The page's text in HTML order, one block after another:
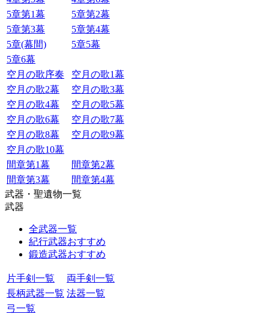
5章第1幕
5章第2幕
5章第3幕
5章第4幕
5章(幕間)
5章5幕
5章6幕
空月の歌序奏
空月の歌1幕
空月の歌2幕
空月の歌3幕
空月の歌4幕
空月の歌5幕
空月の歌6幕
空月の歌7幕
空月の歌8幕
空月の歌9幕
空月の歌10幕
間章第1幕
間章第2幕
間章第3幕
間章第4幕
武器・聖遺物一覧
武器
全武器一覧
紀行武器おすすめ
鍛造武器おすすめ
片手剣一覧
両手剣一覧
長柄武器一覧 法器一覧
弓一覧